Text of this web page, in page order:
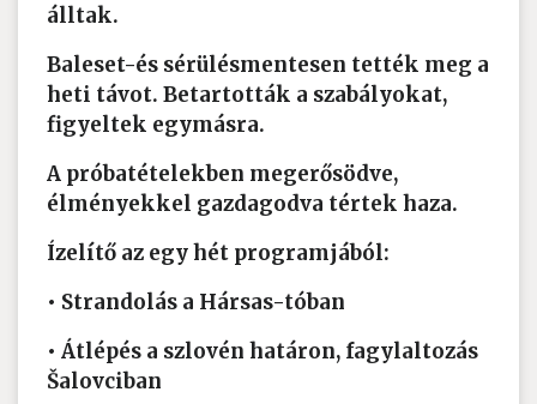
álltak.
Baleset-és sérülésmentesen tették meg a
heti távot. Betartották a szabályokat,
figyeltek egymásra.
A próbatételekben megerősödve,
élményekkel gazdagodva tértek haza.
Ízelítő az egy hét programjából:
• Strandolás a Hársas-tóban
• Átlépés a szlovén határon, fagylaltozás
Šalovciban